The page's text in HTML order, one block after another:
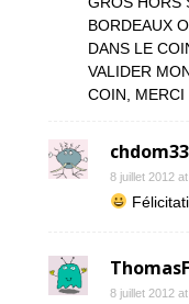
BORDEAUX
DANS LE
VALIDER
COIN, MERCI
chdom33
8 juillet 2012
8 juillet 2012